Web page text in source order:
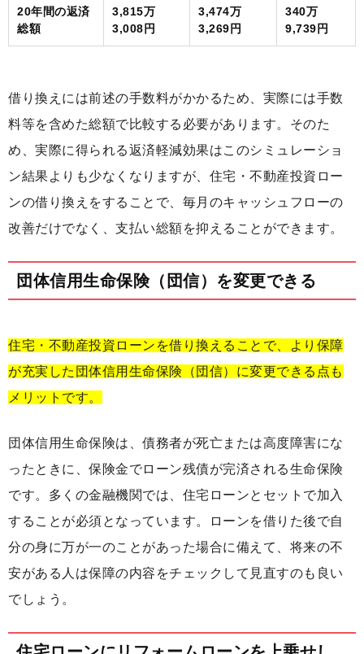
20年間の返済
総額
3,815万
3,008円
3,474万
3,269円
340万
9,739円
借り換えには前述の手数料がかかるため、実際には手数
料等を含めた総額で比較する必要があります。そのた
め、実際に得られる返済軽減効果はこのシミュレーショ
ン結果よりも少なくなりますが、住宅・不動産投資ロー
ンの借り換えをすることで、毎月のキャッシュフローの
改善だけでなく、支払い総額を抑えることができます。
団体信用生命保険（団信）を変更できる
住宅・不動産投資ローンを借り換えることで、より保障
が充実した団体信用生命保険（団信）に変更できる点も
メリットです。
団体信用生命保険は、債務者が死亡または高度障害にな
ったときに、保険金でローン残債が完済される生命保険
です。多くの金融機関では、住宅ローンとセットで加入
することが必須となっています。ローンを借りた後で自
分の身に万が一のことがあった場合に備えて、将来の不
安がある人は保障の内容をチェックして見直すのも良い
でしょう。